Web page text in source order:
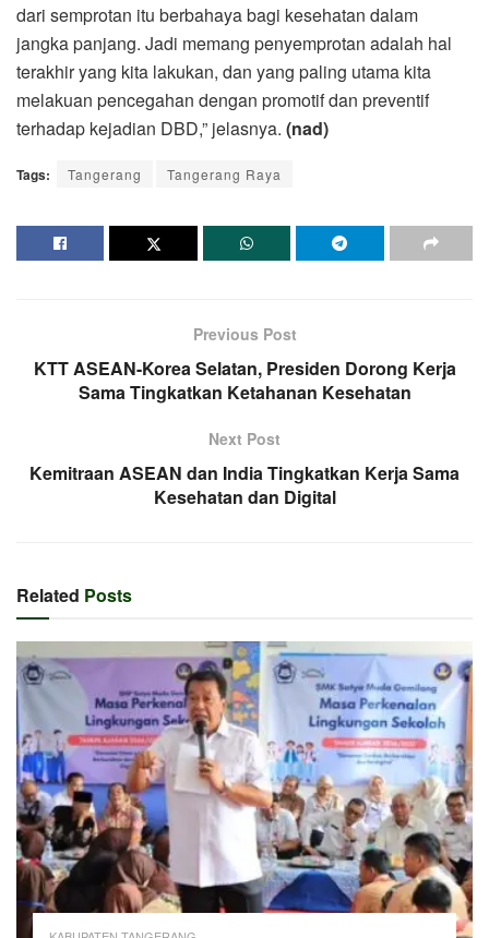
dari semprotan itu berbahaya bagi kesehatan dalam
jangka panjang. Jadi memang penyemprotan adalah hal
terakhir yang kita lakukan, dan yang paling utama kita
melakuan pencegahan dengan promotif dan preventif
terhadap kejadian DBD,” jelasnya. (nad)
Tags: Tangerang Tangerang Raya
Previous Post
KTT ASEAN-Korea Selatan, Presiden Dorong Kerja
Sama Tingkatkan Ketahanan Kesehatan
Next Post
Kemitraan ASEAN dan India Tingkatkan Kerja Sama
Kesehatan dan Digital
Related Posts